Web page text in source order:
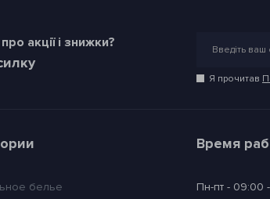
акції і знижки?
Я прочитав
белье
Время
Пн-пт - 09:00